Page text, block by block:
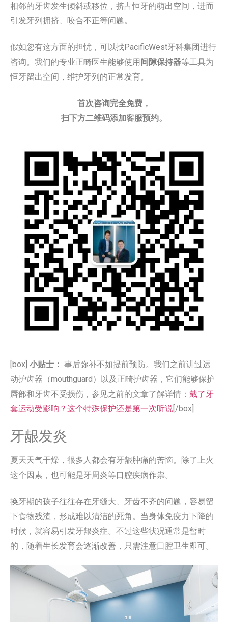
相邻的牙齿发生倾斜或移位，挤占恒牙的萌出空间，进而
引发牙列拥挤、咬合不正等问题。
假如您有这方面的担忧，可以找PacificWest牙科集团进行
咨询。我们的专业正畸医生能够使用间隙保持器等工具为
恒牙留出空间，维护牙列的正常发育。
首次咨询完全免费，
扫下方二维码添加客服预约。
[box] 小贴士： 事后弥补不如提前预防。我们之前讲过运
动护齿器（mouthguard）以及正畸护齿器，它们能够保护
唇部和牙齿不受损伤，参见之前的文章了解详情： 戴了牙
套运动受影响？这个特殊保护还是第一次听说 [/box]
牙龈发炎
夏天天气干燥，很多人都会有牙龈肿痛的苦恼。除了上火
这个因素，也可能是牙周炎等口腔疾病作祟。
换牙期的孩子往往存在牙缝大、牙齿不齐的问题，容易留
下食物残渣，形成难以清洁的死角。当身体免疫力下降的
时候，就容易引发牙龈炎症。不过这些状况通常是暂时
的，随着生长发育会逐渐改善，只需注意口腔卫生即可。